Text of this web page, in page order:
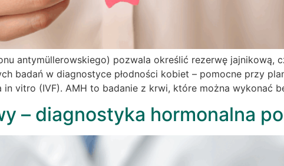
antymüllerowskiego) pozwala określić rezerwę jajnikową,
badań w diagnostyce płodności kobiet – pomocne przy
vitro (IVF). AMH to badanie z krwi, które można wykonać
– diagnostyka hormonalna